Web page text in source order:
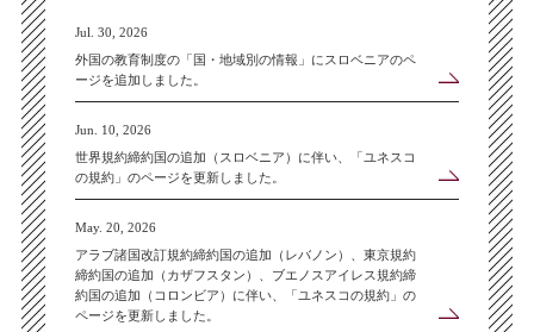
Jul. 30, 2026
外国の教育制度の「国・地域別の情報」にスロベニアのペ
ージを追加しました。
Jun. 10, 2026
世界規約締約国の追加（スロベニア）に伴い、「ユネスコ
の規約」のページを更新しました。
May. 20, 2026
アラブ諸国改訂規約締約国の追加（レバノン）、東京規約
締約国の追加（カザフスタン）、ブエノスアイレス規約締
約国の追加（コロンビア）に伴い、「ユネスコの規約」の
ページを更新しました。